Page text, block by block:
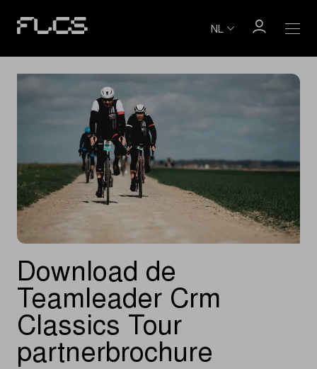
NL
Download de
Teamleader Crm
Classics Tour
partnerbrochure